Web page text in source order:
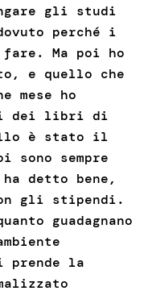
gli studi
perché i
Ma poi ho
e quello che
mese ho
dei libri di
è stato il
sempre
detto bene,
gli stipendi.
guadagnano
la